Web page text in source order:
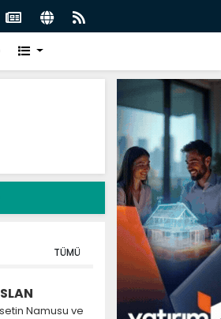
Kadrosuna Kattı
TÜMÜ
Namusu ve